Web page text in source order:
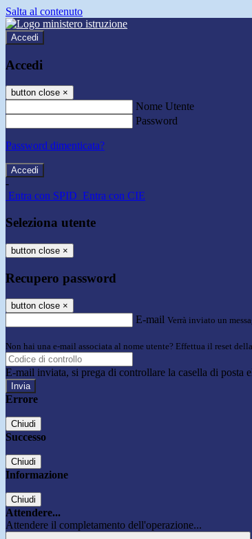
Salta al contenuto
Accedi
Accedi
button close ×
Nome Utente
Password
Password dimenticata?
-
Entra con SPID Entra con CIE
Seleziona utente
button close ×
Recupero password
button close ×
E-mail Verrà inviato un
Non hai una e-mail associata al nome utente? Effettua il reset
E-mail inviata, si prega di controllare la casella di posta
Errore
Chiudi
Successo
Chiudi
Informazione
Chiudi
Attendere...
Attendere il completamento dell'operazione...